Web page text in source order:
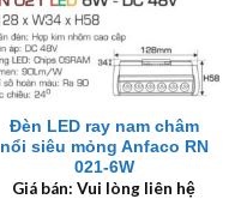
Đèn LED ray nam châm
nổi siêu mỏng Anfaco RN
021-6W
Giá bán: Vui lòng liên hệ